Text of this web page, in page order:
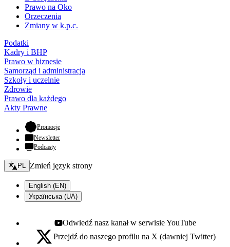
Prawo na Oko
Orzeczenia
Zmiany w k.p.c.
Podatki
Kadry i BHP
Prawo w biznesie
Samorząd i administracja
Szkoły i uczelnie
Zdrowie
Prawo dla każdego
Akty Prawne
Promocje- otwiera się w nowej karcie
Newsletter
Podcasty
Zmień język - bieżący:
PL Zmień język strony
English (EN)
Українська (UA)
Youtube - otwiera się w nowej karcie
Odwiedź nasz kanał w serwisie YouTube
X - otwiera się w nowej karcie
Przejdź do naszego profilu na X (dawniej Twitter)